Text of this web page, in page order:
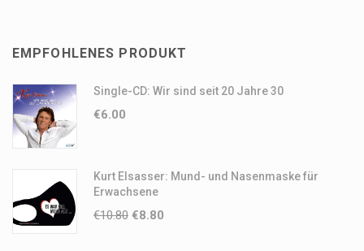
EMPFOHLENES PRODUKT
Single-CD: Wir sind seit 20 Jahre 30
€6.00
Kurt Elsasser: Mund- und Nasenmaske für
Erwachsene
€10.80 €8.80